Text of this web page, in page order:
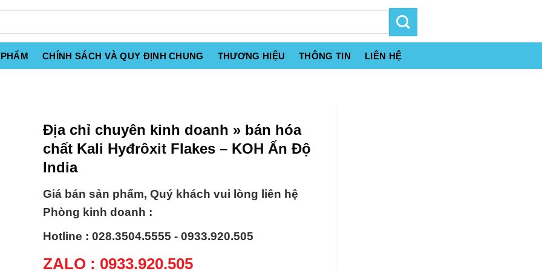
CHÍNH SÁCH VÀ QUY ĐỊNH CHUNG THƯƠNG HIỆU THÔNG TIN LIÊN HỆ
Địa chỉ chuyên kinh doanh » bán hóa
chất Kali Hyđrôxit Flakes – KOH Ấn Độ
India
Giá bán sản phẩm, Quý khách vui lòng liên hệ
Phòng kinh doanh :
Hotline : 028.3504.5555 - 0933.920.505
ZALO : 0933.920.505